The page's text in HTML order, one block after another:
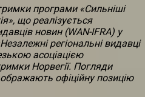
програми «Сильніші
що реалізується
новин (WAN-IFRA) у
регіональні видавці
асоціацією
Норвегії. Погляди
офіційну позицію